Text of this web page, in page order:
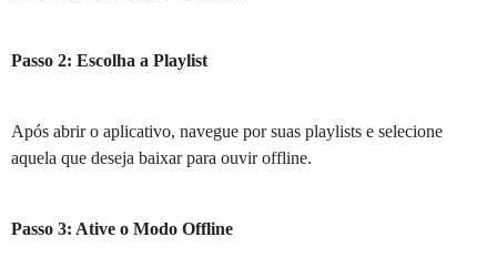
Passo 2: Escolha a Playlist
Após abrir o aplicativo, navegue por suas playlists e selecione
aquela que deseja baixar para ouvir offline.
Passo 3: Ative o Modo Offline